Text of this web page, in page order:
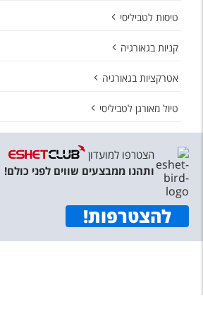
טיסות לטביליסי
קניות בגאורגיה
אטרקציות בגאורגיה
טיול מאורגן לטביליסי
הצטרפו למועדון
ותהנו ממבצעים שווים לפני כולם!
להצטרפות!